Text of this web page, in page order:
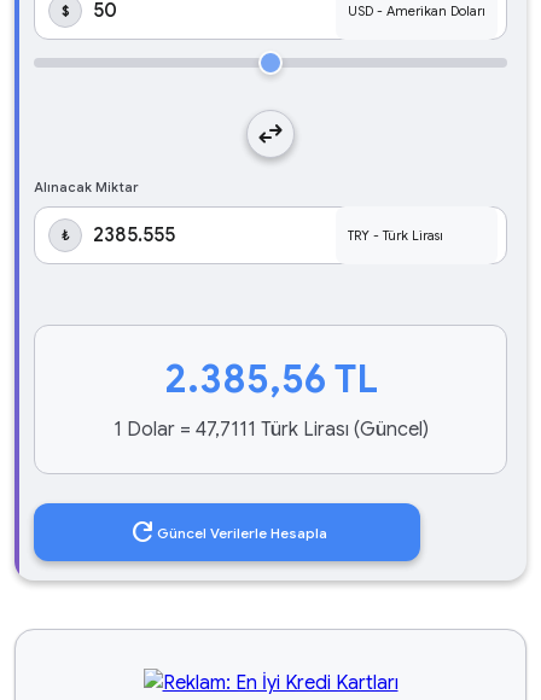
$
swap_horiz
Alınacak Miktar
₺
2.385,56 TL
1 Dolar = 47,7111 Türk Lirası (Güncel)
refresh Güncel Verilerle Hesapla